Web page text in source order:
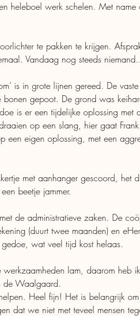
heleboel werk schelen. Met
te pakken te krijgen.
Vandaag nog steeds
is in grote lijnen gereed. De
bonen gepoot. De grond was
is er een tijdelijke oplossing
op een slang, hier gaat
een eigen oplossing, met een
met aanhanger gescoord, het
beetje jammer.
de administratieve zaken. De
(duurt twee maanden) en
wat veel tijd kost helaas.
werkzaamheden lam, daarom heb
de Waalgaard.
Heel fijn! Het is belangrijk
dat we niet met teveel mensen